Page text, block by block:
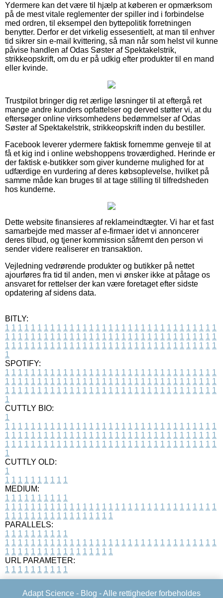
Ydermere kan det være til hjælp at køberen er opmærksom
på de mest vitale reglementer der spiller ind i forbindelse
med ordren, til eksempel den byttepolitik forretningen
benytter. Derfor er det virkelig essesentielt, at man til enhver
tid sikrer sin e-mail kvittering, så man når som helst vil kunne
påvise handlen af Odas Søster af Spektakelstrik,
strikkeopskrift, om du er på udkig efter produkter til en mand
eller kvinde.
Trustpilot bringer dig ret ærlige løsninger til at eftergå ret
mange andre kunders opfattelser og derved støtter vi, at du
eftersøger online virksomhedens bedømmelser af Odas
Søster af Spektakelstrik, strikkeopskrift inden du bestiller.
Facebook leverer ydermere faktisk fornemme genveje til at
få et kig ind i online webshoppens troværdighed. Herinde er
der faktisk e-butikker som giver kunderne mulighed for at
udfærdige en vurdering af deres købsoplevelse, hvilket på
samme måde kan bruges til at tage stilling til tilfredsheden
hos kunderne.
Dette website finansieres af reklameindtægter. Vi har et fast
samarbejde med masser af e-firmaer idet vi annoncerer
deres tilbud, og tjener kommission såfremt den person vi
sender videre realiserer en transaktion.
Vejledning vedrørende produkter og butikker på nettet
ajourføres fra tid til anden, men vi ønsker ikke at påtage os
ansvaret for rettelser der kan være foretaget efter sidste
opdatering af sidens data.
BITLY:
1 1 1 1 1 1 1 1 1 1 1 1 1 1 1 1 1 1 1 1 1 1 1 1 1 1 1 1 1 1 1 1 1
1 1 1 1 1 1 1 1 1 1 1 1 1 1 1 1 1 1 1 1 1 1 1 1 1 1 1 1 1 1 1 1 1
1 1 1 1 1 1 1 1 1 1 1 1 1 1 1 1 1 1 1 1 1 1 1 1 1 1 1 1 1 1 1 1 1
1
SPOTIFY:
1 1 1 1 1 1 1 1 1 1 1 1 1 1 1 1 1 1 1 1 1 1 1 1 1 1 1 1 1 1 1 1 1
1 1 1 1 1 1 1 1 1 1 1 1 1 1 1 1 1 1 1 1 1 1 1 1 1 1 1 1 1 1 1 1 1
1 1 1 1 1 1 1 1 1 1 1 1 1 1 1 1 1 1 1 1 1 1 1 1 1 1 1 1 1 1 1 1 1
1
CUTTLY BIO:
1
1 1 1 1 1 1 1 1 1 1 1 1 1 1 1 1 1 1 1 1 1 1 1 1 1 1 1 1 1 1 1 1 1
1 1 1 1 1 1 1 1 1 1 1 1 1 1 1 1 1 1 1 1 1 1 1 1 1 1 1 1 1 1 1 1 1
1 1 1 1 1 1 1 1 1 1 1 1 1 1 1 1 1 1 1 1 1 1 1 1 1 1 1 1 1 1 1 1 1
1
CUTTLY OLD:
1
1 1 1 1 1 1 1 1 1 1
MEDIUM:
1 1 1 1 1 1 1 1 1 1
1 1 1 1 1 1 1 1 1 1 1 1 1 1 1 1 1 1 1 1 1 1 1 1 1 1 1 1 1 1 1 1 1
1 1 1 1 1 1 1 1 1 1 1 1 1 1 1 1 1
PARALLELS:
1 1 1 1 1 1 1 1 1 1
1 1 1 1 1 1 1 1 1 1 1 1 1 1 1 1 1 1 1 1 1 1 1 1 1 1 1 1 1 1 1 1 1
1 1 1 1 1 1 1 1 1 1 1 1 1 1 1 1 1
URL PARAMETER:
1 1 1 1 1 1 1 1 1 1
Adapt Science - Blog - Alle rettigheder forbeholdes